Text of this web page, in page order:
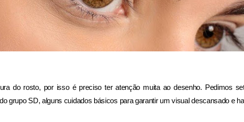
do rosto, por isso é preciso ter atenção muita ao desenho. Pedimos
grupo SD, alguns cuidados básicos para garantir um visual descansado e